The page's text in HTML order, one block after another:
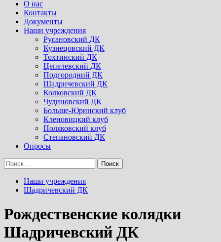
Menu
О нас
Контакты
Документы
Наши учреждения
Русановский ДК
Кузнецовский ДК
Тохтинский ДК
Цепелевский ДК
Подгородний ДК
Шадричевский ДК
Колковский ДК
Чудиновский ДК
Больше-Юринский клуб
Кленовицкий клуб
Поляковский клуб
Степановский ДК
Опросы
Найти:
Наши учреждения
Шадричевский ДК
Рождественские колядки
Шадричевский ДК